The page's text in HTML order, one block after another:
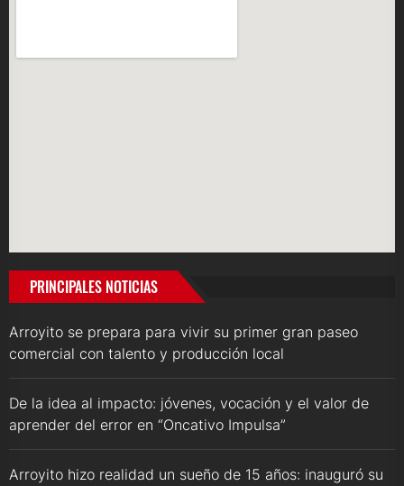
PRINCIPALES NOTICIAS
Arroyito se prepara para vivir su primer gran paseo
comercial con talento y producción local
De la idea al impacto: jóvenes, vocación y el valor de
aprender del error en “Oncativo Impulsa”
Arroyito hizo realidad un sueño de 15 años: inauguró su